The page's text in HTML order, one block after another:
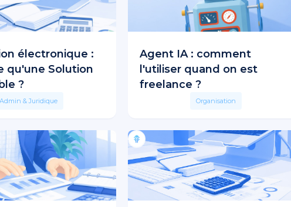
électronique :
qu'une Solution
?
Admin & Juridique
Agent IA : comment
l'utiliser quand on est
freelance ?
Organisation